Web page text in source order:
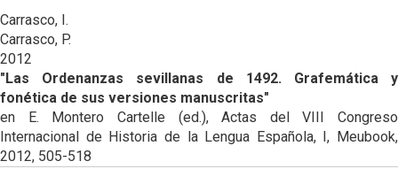
Carrasco, I.
Carrasco, P.
2012
"Las Ordenanzas sevillanas de 1492. Grafemática y
fonética de sus versiones manuscritas"
en E. Montero Cartelle (ed.), Actas del VIII Congreso
Internacional de Historia de la Lengua Española, I, Meubook,
2012, 505-518